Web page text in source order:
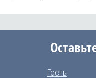
Гость